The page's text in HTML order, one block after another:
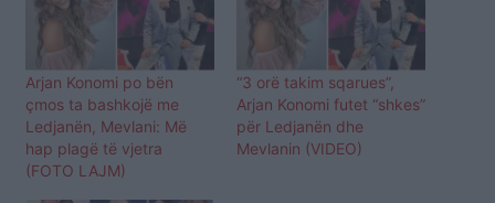
Arjan Konomi po bën
çmos ta bashkojë me
Ledjanën, Mevlani: Më
hap plagë të vjetra
(FOTO LAJM)
“3 orë takim sqarues”,
Arjan Konomi futet “shkes”
për Ledjanën dhe
Mevlanin (VIDEO)